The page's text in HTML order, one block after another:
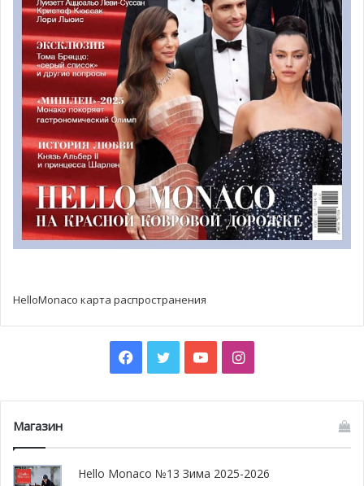
Каждая из фотографий-победительниц имеет свою
историю за кадром. Один болельщик решил
продемонстрировать свою безграничную любовь к
запечатлен в форме “красно-белых”. Время течет, но
любовь к футболу остается неизменной. Другой
победитель показал страсть к футболу в «поколениях»,
показав себя, маленького сына и плюшевого
HelloMonaco карта распространения
Facebook
TwitterYouTubeInstagram
Магазин
Hello Monaco №13 Зима 2025-2026